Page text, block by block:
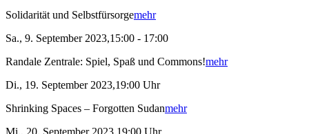
Solidarität und Selbstfürsorgemehr
Sa., 9. September 2023,15:00 - 17:00
Randale Zentrale: Spiel, Spaß und Commons!mehr
Di., 19. September 2023,19:00 Uhr
Shrinking Spaces – Forgotten Sudanmehr